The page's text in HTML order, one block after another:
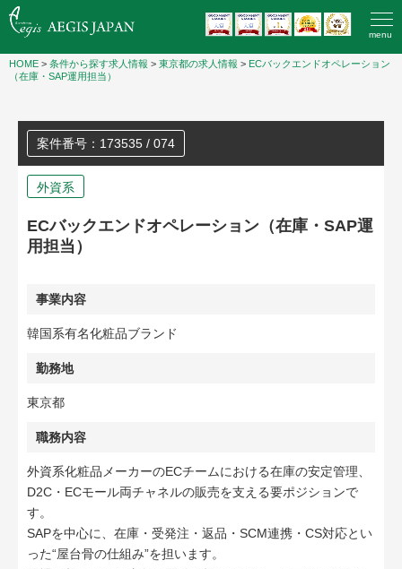
menu
HOME > 条件から探す求人情報 > 東京都の求人情報 > ECバックエンドオペレーション
（在庫・SAP運用担当）
案件番号：173535 / 074
外資系
ECバックエンドオペレーション（在庫・SAP運
用担当）
事業内容
韓国系有名化粧品ブランド
勤務地
東京都
職務内容
外資系化粧品メーカーのECチームにおける在庫の安定管理、
D2C・ECモール両チャネルの販売を支える要ポジションで
す。
SAPを中心に、在庫・受発注・返品・SCM連携・CS対応とい
った“屋台骨の仕組み”を担います。